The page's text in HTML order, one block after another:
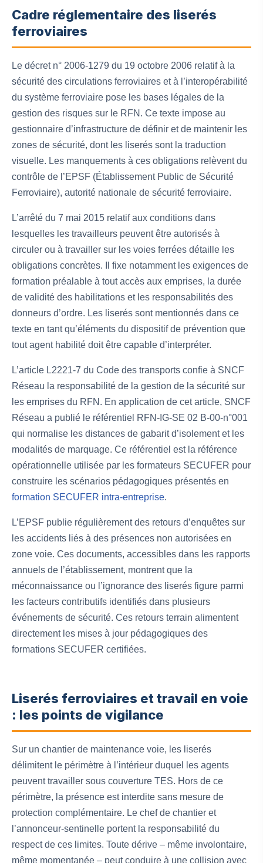
Cadre réglementaire des liserés
ferroviaires
Le décret n° 2006-1279 du 19 octobre 2006 relatif à la
sécurité des circulations ferroviaires et à l’interopérabilité
du système ferroviaire pose les bases légales de la
gestion des risques sur le RFN. Ce texte impose au
gestionnaire d’infrastructure de définir et de maintenir les
zones de sécurité, dont les liserés sont la traduction
visuelle. Les manquements à ces obligations relèvent du
contrôle de l’EPSF (Établissement Public de Sécurité
Ferroviaire), autorité nationale de sécurité ferroviaire.
L’arrêté du 7 mai 2015 relatif aux conditions dans
lesquelles les travailleurs peuvent être autorisés à
circuler ou à travailler sur les voies ferrées détaille les
obligations concrètes. Il fixe notamment les exigences de
formation préalable à tout accès aux emprises, la durée
de validité des habilitations et les responsabilités des
donneurs d’ordre. Les liserés sont mentionnés dans ce
texte en tant qu’éléments du dispositif de prévention que
tout agent habilité doit être capable d’interpréter.
L’article L2221-7 du Code des transports confie à SNCF
Réseau la responsabilité de la gestion de la sécurité sur
les emprises du RFN. En application de cet article, SNCF
Réseau a publié le référentiel RFN-IG-SE 02 B-00-n°001
qui normalise les distances de gabarit d’isolement et les
modalités de marquage. Ce référentiel est la référence
opérationnelle utilisée par les formateurs SECUFER pour
construire les scénarios pédagogiques présentés en
formation SECUFER intra-entreprise.
L’EPSF publie régulièrement des retours d’enquêtes sur
les accidents liés à des présences non autorisées en
zone voie. Ces documents, accessibles dans les rapports
annuels de l’établissement, montrent que la
méconnaissance ou l’ignorance des liserés figure parmi
les facteurs contributifs identifiés dans plusieurs
événements de sécurité. Ces retours terrain alimentent
directement les mises à jour pédagogiques des
formations SECUFER certifiées.
Liserés ferroviaires et travail en voie
: les points de vigilance
Sur un chantier de maintenance voie, les liserés
délimitent le périmètre à l’intérieur duquel les agents
peuvent travailler sous couverture TES. Hors de ce
périmètre, la présence est interdite sans mesure de
protection complémentaire. Le chef de chantier et
l’annonceur-sentinelle portent la responsabilité du
respect de ces limites. Toute dérive – même involontaire,
même momentanée – peut conduire à une collision avec